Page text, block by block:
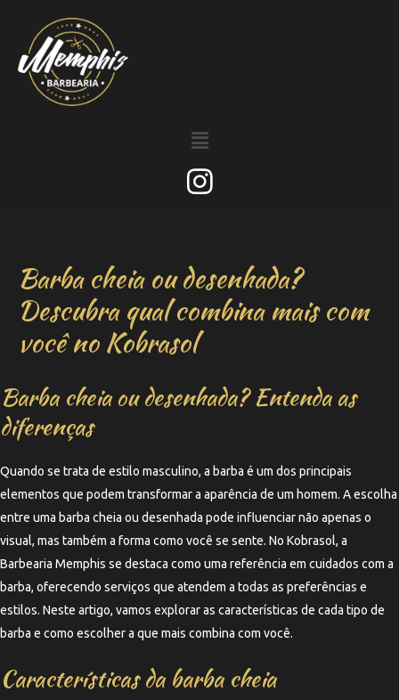
Barba cheia ou desenhada?
Descubra qual combina mais com
você no Kobrasol
Barba cheia ou desenhada? Entenda as
diferenças
Quando se trata de estilo masculino, a barba é um dos principais
elementos que podem transformar a aparência de um homem. A escolha
entre uma barba cheia ou desenhada pode influenciar não apenas o
visual, mas também a forma como você se sente. No Kobrasol, a
Barbearia Memphis se destaca como uma referência em cuidados com a
barba, oferecendo serviços que atendem a todas as preferências e
estilos. Neste artigo, vamos explorar as características de cada tipo de
barba e como escolher a que mais combina com você.
Características da barba cheia